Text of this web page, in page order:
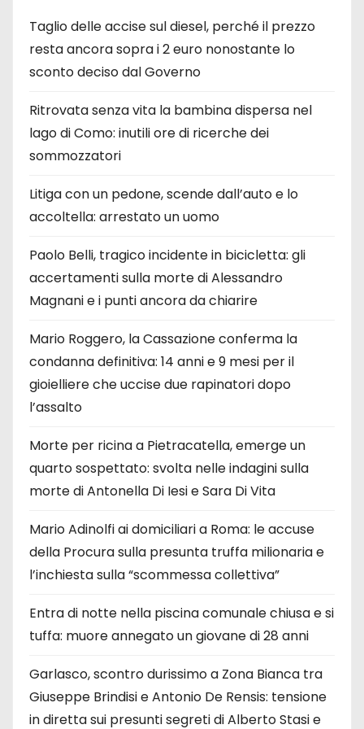
Taglio delle accise sul diesel, perché il prezzo
resta ancora sopra i 2 euro nonostante lo
sconto deciso dal Governo
Ritrovata senza vita la bambina dispersa nel
lago di Como: inutili ore di ricerche dei
sommozzatori
Litiga con un pedone, scende dall’auto e lo
accoltella: arrestato un uomo
Paolo Belli, tragico incidente in bicicletta: gli
accertamenti sulla morte di Alessandro
Magnani e i punti ancora da chiarire
Mario Roggero, la Cassazione conferma la
condanna definitiva: 14 anni e 9 mesi per il
gioielliere che uccise due rapinatori dopo
l’assalto
Morte per ricina a Pietracatella, emerge un
quarto sospettato: svolta nelle indagini sulla
morte di Antonella Di Iesi e Sara Di Vita
Mario Adinolfi ai domiciliari a Roma: le accuse
della Procura sulla presunta truffa milionaria e
l’inchiesta sulla “scommessa collettiva”
Entra di notte nella piscina comunale chiusa e si
tuffa: muore annegato un giovane di 28 anni
Garlasco, scontro durissimo a Zona Bianca tra
Giuseppe Brindisi e Antonio De Rensis: tensione
in diretta sui presunti segreti di Alberto Stasi e